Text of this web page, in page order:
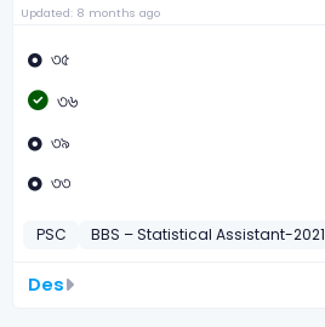
Updated: 8 months ago
৩৫
৩৬
৩৯
৩৩
PSC BBS – Statistical Assistant-2021
Des